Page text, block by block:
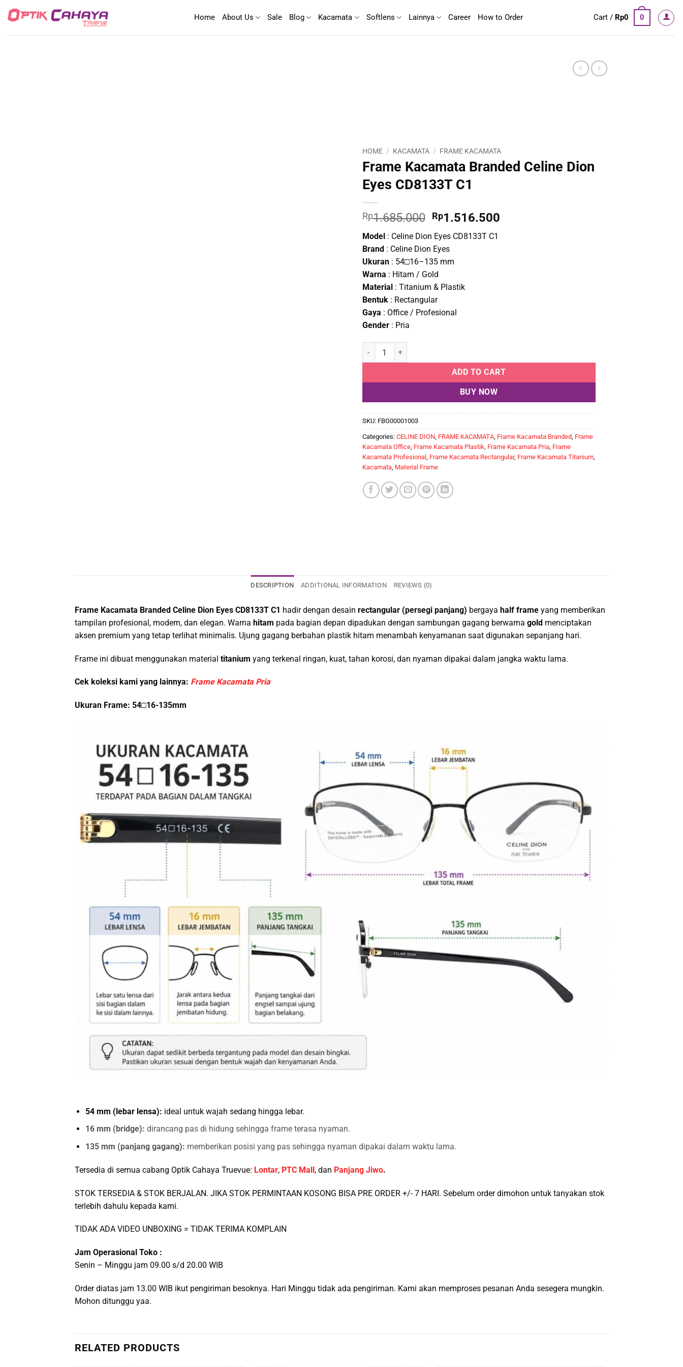
Home About Us Sale Blog Kacamata Softlens Lainnya Career How to Order Cart / Rp0 0
HOME / KACAMATA / FRAME KACAMATA
Frame Kacamata Branded Celine Dion
Eyes CD8133T C1
Rp1.685.000 Original
price
was:
Rp1.685.000.
Rp1.516.500Current
Model : Celine Dion Eyes CD8133T C1
Brand : Celine Dion Eyes
Ukuran: 54□16–135 mm
Warna : Hitam / Gold
Material : Titanium & Plastik
Bentuk: Rectangular
Gaya : Office / Profesional
Gender: Pria
Frame Kacamata Branded Celine Dion Eyes CD8133T C1 quantity
ADD TO CART
BUY NOW
SKU: FBG00001003
Categories: CELINE DION, FRAME KACAMATA, Frame Kacamata Branded, Frame
Kacamata Office, Frame Kacamata Plastik, Frame Kacamata Pria, Frame
Kacamata Profesional , Frame Kacamata Rectangular, Frame Kacamata Titanium,
Kacamata, Material Frame
DESCRIPTION ADDITIONAL INFORMATION REVIEWS (0)
Frame Kacamata Branded Celine Dion Eyes CD8133T C1 hadir dengan desain rectangular (persegi panjang) bergaya half frame yang memberikan
tampilan profesional, modern, dan elegan. Warna hitam pada bagian depan dipadukan dengan sambungan gagang berwarna gold menciptakan
aksen premium yang tetap terlihat minimalis. Ujung gagang berbahan plastik hitam menambah kenyamanan saat digunakan sepanjang hari.
Frame ini dibuat menggunakan material titanium yang terkenal ringan, kuat, tahan korosi, dan nyaman dipakai dalam jangka waktu lama.
Cek koleksi kami yang lainnya: Frame Kacamata Pria
Ukuran Frame: 54□16-135mm
54 mm (lebar lensa): ideal untuk wajah sedang hingga lebar.
16 mm (bridge): dirancang pas di hidung sehingga frame terasa nyaman.
135 mm (panjang gagang): memberikan posisi yang pas sehingga nyaman dipakai dalam waktu lama.
Tersedia di semua cabang Optik Cahaya Truevue: Lontar, PTC Mall, dan Panjang Jiwo.
STOK TERSEDIA & STOK BERJALAN. JIKA STOK PERMINTAAN KOSONG BISA PRE ORDER +/- 7 HARI. Sebelum order dimohon untuk tanyakan stok
terlebih dahulu kepada kami.
TIDAK ADA VIDEO UNBOXING = TIDAK TERIMA KOMPLAIN
Jam Operasional Toko :
Senin – Minggu jam 09.00 s/d 20.00 WIB
Order diatas jam 13.00 WIB ikut pengiriman besoknya. Hari Minggu tidak ada pengiriman. Kami akan memproses pesanan Anda sesegera mungkin.
Mohon ditunggu yaa.
RELATED PRODUCTS